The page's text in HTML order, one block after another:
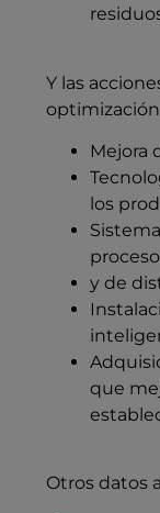
Y las
Mejora
los
y de
que
Otros datos